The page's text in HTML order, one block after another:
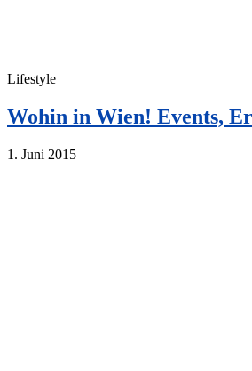
Lifestyle
Wohin in Wien! Events,
1. Juni 2015